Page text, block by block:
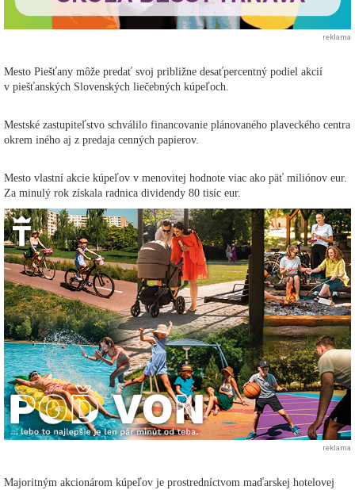
reklama
Mesto Piešťany môže predať svoj približne desaťpercentný podiel akcií
v piešťanských Slovenských liečebných kúpeľoch.
Mestské zastupiteľstvo schválilo financovanie plánovaného plaveckého centra
okrem iného aj z predaja cenných papierov.
Mesto vlastní akcie kúpeľov v menovitej hodnote viac ako päť miliónov eur.
Za minulý rok získala radnica dividendy 80 tisíc eur.
reklama
Majoritným akcionárom kúpeľov je prostredníctvom maďarskej hotelovej